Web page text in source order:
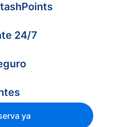
24/7
ya